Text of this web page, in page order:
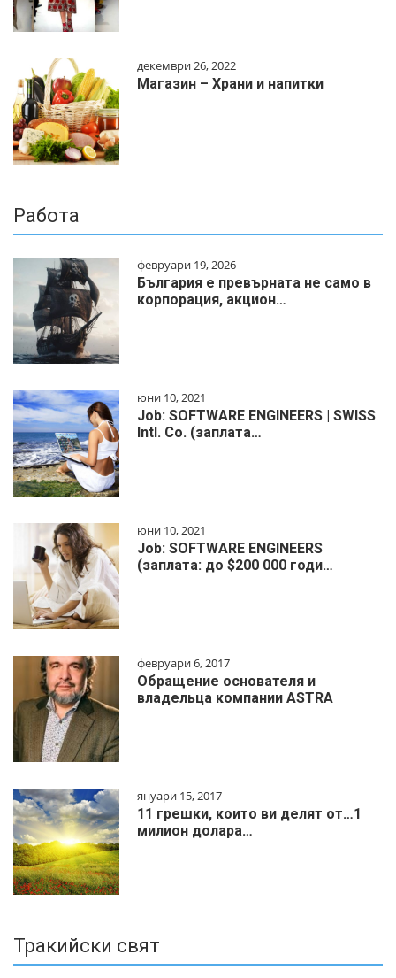
декември 26, 2022
Магазин – Храни и напитки
Работа
февруари 19, 2026
България е превърната не само в
корпорация, акцион…
юни 10, 2021
Job: SOFTWARE ENGINEERS | SWISS
Intl. Co. (заплата…
юни 10, 2021
Job: SOFTWARE ENGINEERS
(заплата: до $200 000 годи…
февруари 6, 2017
Обращение основателя и
владельца компании ASTRA
януари 15, 2017
11 грешки, които ви делят от…1
милиoн дoлapa…
Тракийски свят